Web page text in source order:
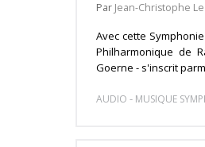
Par Jean-Christophe
Avec cette
Philharmonique de
Goerne - s'inscrit
AUDIO - MUSIQUE